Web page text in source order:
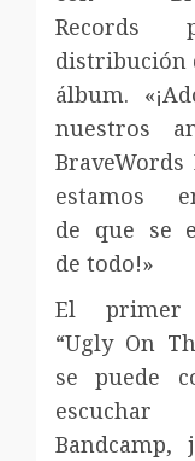
Records
distribución
álbum.
nuestros
BraveWords
estamos
de que se
de todo!»
El primer
“Ugly On
se puede
Bandcamp,